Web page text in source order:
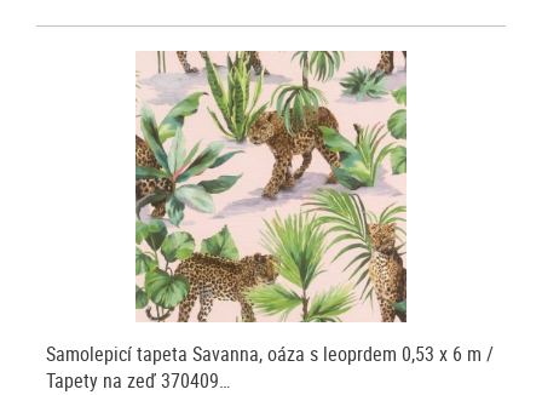
Samolepicí tapeta Savanna, oáza s leoprdem 0,53 x 6 m /
Tapety na zeď 370409…